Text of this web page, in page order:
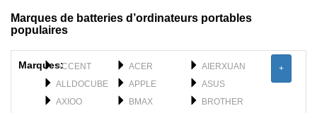
Marques de batteries d’ordinateurs portables
populaires
Marques:ACCENT ACER
AIERXUAN
ALLDOCUBE
APPLE
ASUS
AXIOO
BMAX
BROTHER
+